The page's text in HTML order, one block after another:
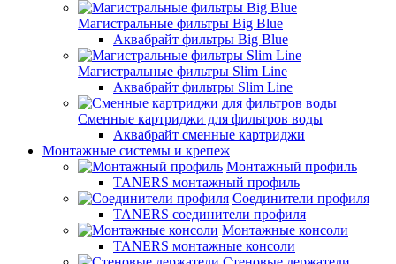
Магистральные фильтры Big Blue
Аквабрайт фильтры Big Blue
Магистральные фильтры Slim Line
Аквабрайт фильтры Slim Line
Сменные картриджи для фильтров воды
Аквабрайт сменные картриджи
Монтажные системы и крепеж
Монтажный профиль
TANERS монтажный профиль
Соединители профиля
TANERS соединители профиля
Монтажные консоли
TANERS монтажные консоли